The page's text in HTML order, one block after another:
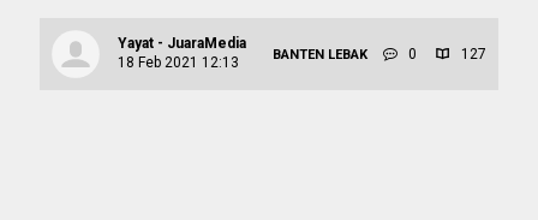
Yayat - JuaraMedia
18 Feb 2021 12:13
BANTEN LEBAK 0 127